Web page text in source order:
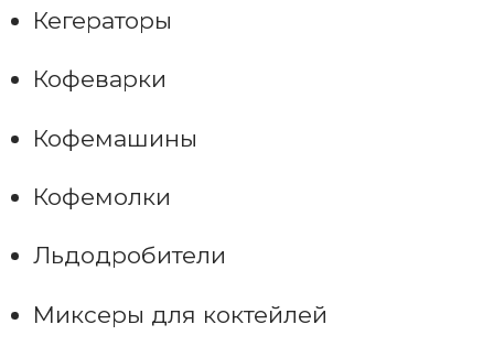
Кегераторы
Кофеварки
Кофемашины
Кофемолки
Льдодробители
Миксеры для коктейлей